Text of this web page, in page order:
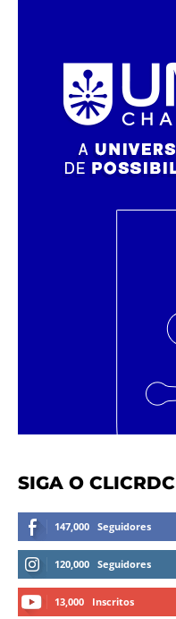
SIGA O CLICRDC
147,000 Seguidores
120,000 Seguidores
13,000 Inscritos